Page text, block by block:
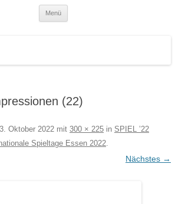
Menü
(22)
Oktober 2022 mit 300 × 225 in SPIEL ’22
Spieltage Essen 2022.
Nächstes →